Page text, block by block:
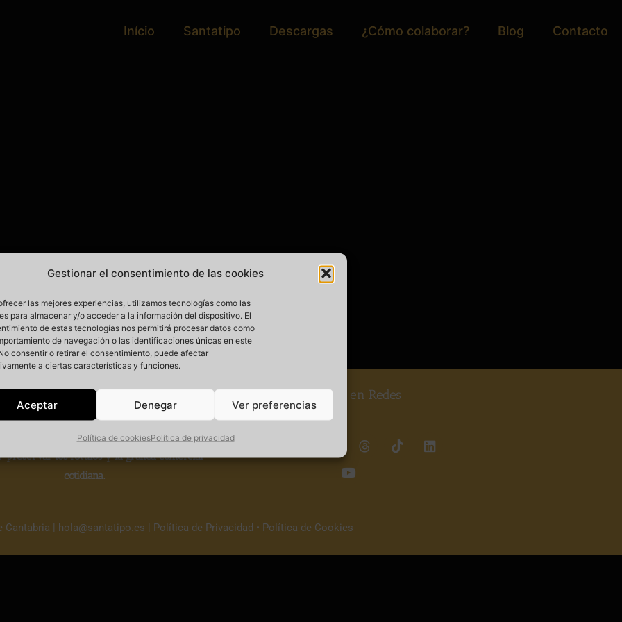
Gestionar el consentimiento de las cookies
las mejores experiencias, utilizamos tecnologías como las
para almacenar y/o acceder a la información del dispositivo. El
de estas tecnologías nos permitirá procesar datos como
de navegación o las identificaciones únicas en este
consentir o retirar el consentimiento, puede afectar
a ciertas características y funciones.
Aceptar Denegar Ver preferencias
Política de cookiesPolítica de privacidad
Início Santatipo Descargas ¿Cómo colaborar? Blog Contacto
proyecto cultural sin ánimo de lucro que
preservar los rótulos y la gráfica comercial
cotidiana.
Siguenos en Redes
Cantabria | hola@santatipo.es | Política de Privacidad • Política de Cookies